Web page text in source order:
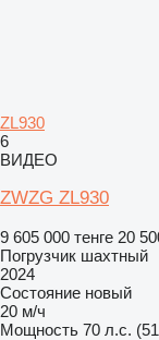
ZL930
6
ВИДЕО
ZWZG ZL930
9 605 000 тенге 20
Погрузчик шахтный
2024
Состояние новый
20 м/ч
Мощность 70 л.с.